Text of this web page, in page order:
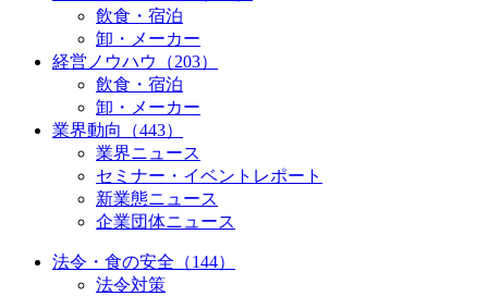
飲食・宿泊
卸・メーカー
経営ノウハウ（203）
飲食・宿泊
卸・メーカー
業界動向（443）
業界ニュース
セミナー・イベントレポート
新業態ニュース
企業団体ニュース
法令・食の安全（144）
法令対策